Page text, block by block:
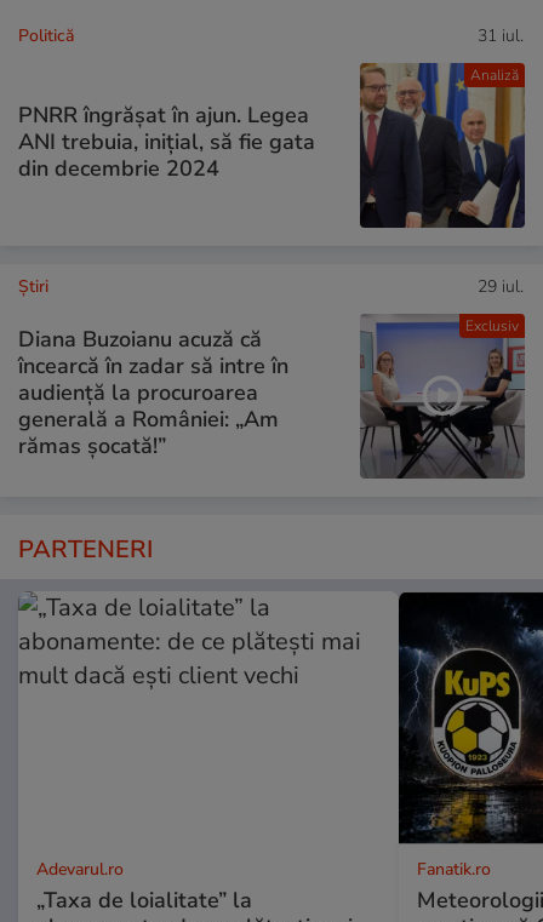
Analiză
Politică 31 iul.
PNRR îngrășat în ajun. Legea
ANI trebuia, inițial, să fie gata
din decembrie 2024
Exclusiv
Ştiri 29 iul.
Diana Buzoianu acuză că
încearcă în zadar să intre în
audiență la procuroarea
generală a României: „Am
rămas șocată!”
PARTENERI
Adevarul.ro
„Taxa de loialitate” la
Fanatik.ro